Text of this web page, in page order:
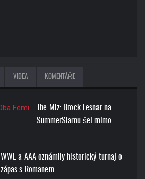
VIDEA KOMENTÁŘE
The Miz: Brock Lesnar na
SummerSlamu šel mimo
WWE a AAA oznámily historický turnaj o
zápas s Romanem…